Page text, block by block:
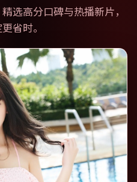
精选高分口碑与热播新片，
省时。